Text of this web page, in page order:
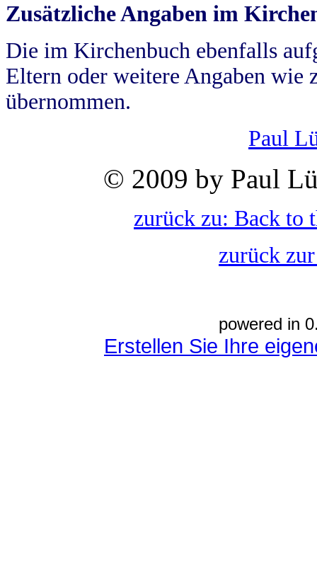
Zusätzliche Angaben im
Die im Kirchenbuch ebenfalls
Eltern oder weitere Angaben wie
übernommen.
Paul
© 2009 by Paul
zurück zu: Back to
zurück
powered in
Erstellen Sie Ihre